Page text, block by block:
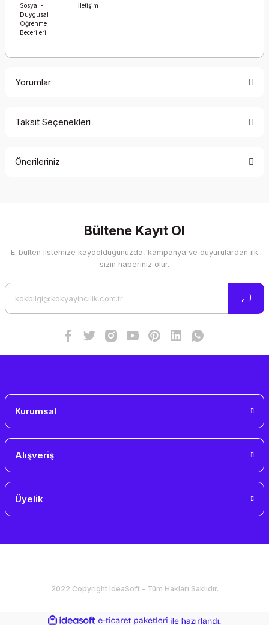
Sosyal -
Duygusal
Öğrenme
Becerileri
: İletişim
Yorumlar
Taksit Seçenekleri
Önerileriniz
Görüş ve önerileriniz için teşekkür ederiz.
Ürün resmi kalitesiz, bozuk veya görüntülenemiyor.
Bültene Kayıt Ol
E-bülten listemize kaydolduğunuzda, kampanya ve duyurulardan ilk
sizin haberiniz olur.
Kurumsal
Alışveriş
Üyelik
2022 Copyright IdeaSoft - Tüm Hakları Saklıdır.
ideasoft e-